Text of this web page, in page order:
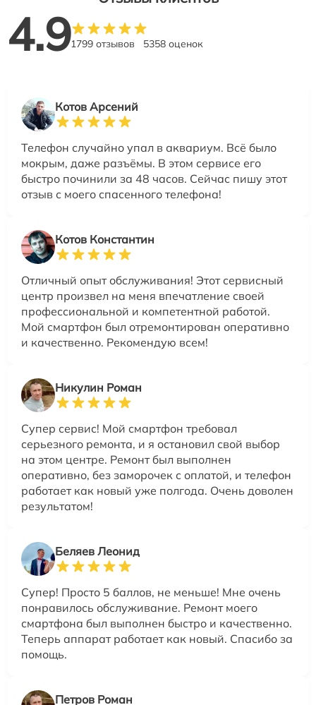
4.91799 отзывов 5358 оценок
Котов Арсений
Телефон случайно упал в аквариум. Всё было
мокрым, даже разъёмы. В этом сервисе его
быстро починили за 48 часов. Сейчас пишу этот
отзыв с моего спасенного телефона!
Котов Константин
Отличный опыт обслуживания! Этот сервисный
центр произвел на меня впечатление своей
профессиональной и компетентной работой.
Мой смартфон был отремонтирован оперативно
и качественно. Рекомендую всем!
Никулин Роман
Супер сервис! Мой смартфон требовал
серьезного ремонта, и я остановил свой выбор
на этом центре. Ремонт был выполнен
оперативно, без заморочек с оплатой, и телефон
работает как новый уже полгода. Очень доволен
результатом!
Беляев Леонид
Супер! Просто 5 баллов, не меньше! Мне очень
понравилось обслуживание. Ремонт моего
смартфона был выполнен быстро и качественно.
Теперь аппарат работает как новый. Спасибо за
помощь.
Петров Роман